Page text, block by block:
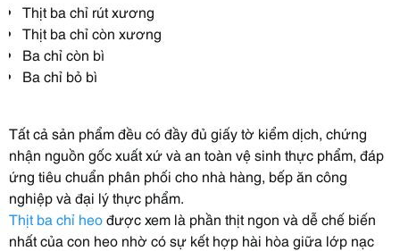
Thịt ba chỉ rút xương
Thịt ba chỉ còn xương
Ba chỉ còn bì
Ba chỉ bỏ bì
Tất cả sản phẩm đều có đầy đủ giấy tờ kiểm dịch, chứng
nhận nguồn gốc xuất xứ và an toàn vệ sinh thực phẩm, đáp
ứng tiêu chuẩn phân phối cho nhà hàng, bếp ăn công
nghiệp và đại lý thực phẩm.
Thịt ba chỉ heođược xem là phần thịt ngon và dễ chế biến
nhất của con heo nhờ có sự kết hợp hài hòa giữa lớp nạc